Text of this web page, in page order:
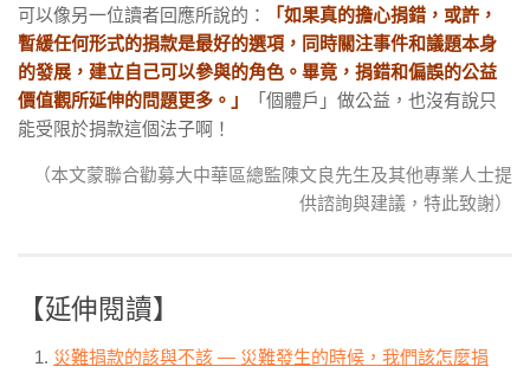
可以像另一位讀者回應所說的：
「如果真的擔心捐錯，或許，
暫緩任何形式的捐款是最好的選項，同時關注事件和議題本身
的發展，建立自己可以參與的角色。畢竟，捐錯和偏誤的公益
價值觀所延伸的問題更多。」
「個體戶」做公益，也沒有說只
能受限於捐款這個法子啊！
（本文蒙聯合勸募大中華區總監陳文良先生及其他專業人士提
供諮詢與建議，特此致謝）
【延伸閱讀】
災難捐款的該與不該 — 災難發生的時候，我們該怎麼捐